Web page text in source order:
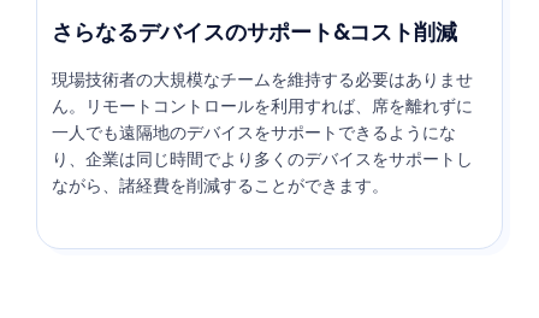
さらなるデバイスのサポート&コスト削減
現場技術者の大規模なチームを維持する必要はありませ
ん。リモートコントロールを利用すれば、席を離れずに
一人でも遠隔地のデバイスをサポートできるようにな
り、企業は同じ時間でより多くのデバイスをサポートし
ながら、諸経費を削減することができます。